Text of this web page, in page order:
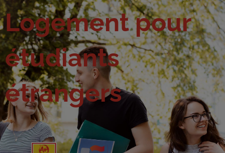
Logement pour
étudiants
étrangers